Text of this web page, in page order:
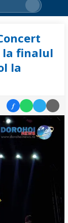
la finalul
la
f